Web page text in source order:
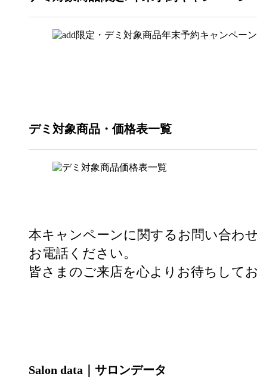
デミ対象商品 ・価格表一覧
本キャンペーンに関するお問い合わせ
お電話ください。
皆さまのご来店を心よりお待ちして
Salon data｜サロンデータ